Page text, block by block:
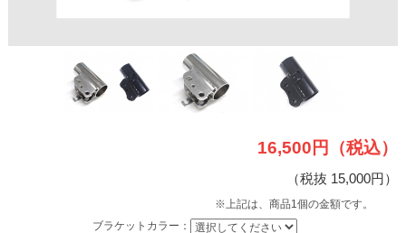
16,500円（税込）
（税抜 15,000円）
※上記は、商品1個の金額です。
ブラケットカラー：